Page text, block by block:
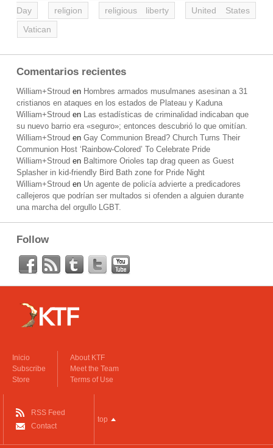
Day
religion religious liberty
United States
Vatican
Comentarios recientes
William+Stroud en Hombres armados musulmanes asesinan a 31
cristianos en ataques en los estados de Plateau y Kaduna
William+Stroud en Las estadísticas de criminalidad indicaban que
su nuevo barrio era «seguro»; entonces descubrió lo que omitían.
William+Stroud en Gay Communion Bread? Church Turns Their
Communion Host ‘Rainbow-Colored’ To Celebrate Pride
William+Stroud en Baltimore Orioles tap drag queen as Guest
Splasher in kid-friendly Bird Bath zone for Pride Night
William+Stroud en Un agente de policía advierte a predicadores
callejeros que podrían ser multados si ofenden a alguien durante
una marcha del orgullo LGBT.
Follow
Inicio
Subscribe
Store
About KTF
Meet the Team
Terms of Use
RSS Feed
Contact
top